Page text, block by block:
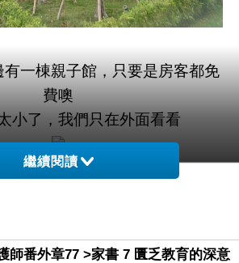
一棟親子館，只要是房客都免
費噢
小了，我們只在外面看看
直在看旁邊的小哥哥
繼續閱讀
師番外章77 >家書 7 匱乏教育的深意